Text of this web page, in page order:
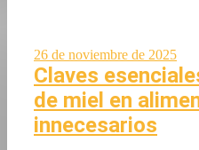
26 de noviembre de 2025
Claves
de miel en
innecesarios